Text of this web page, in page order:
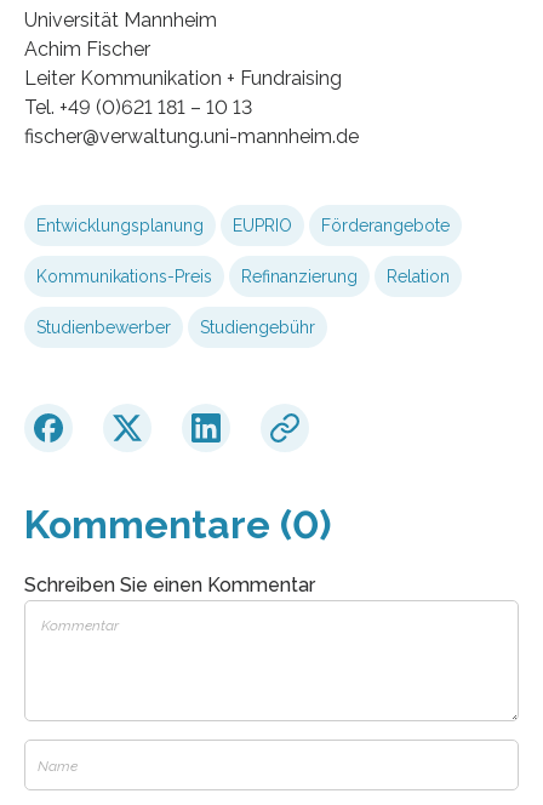
Universität Mannheim
Achim Fischer
Leiter Kommunikation + Fundraising
Tel. +49 (0)621 181 – 10 13
fischer@verwaltung.uni-mannheim.de
Entwicklungsplanung EUPRIO Förderangebote
Kommunikations-Preis Refinanzierung Relation
Studienbewerber Studiengebühr
Kommentare (0)
Schreiben Sie einen Kommentar